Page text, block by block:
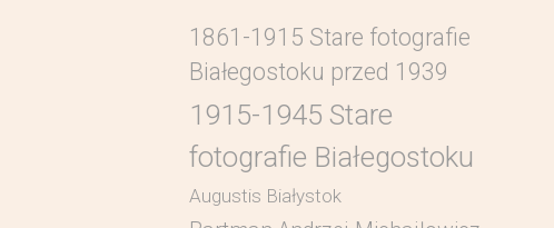
1861-1915 Stare fotografie
Białegostoku przed 1939
1915-1945 Stare
fotografie Białegostoku
Augustis Białystok